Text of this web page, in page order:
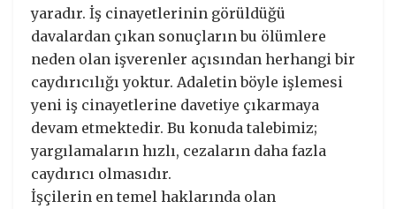
yaradır. İş cinayetlerinin görüldüğü
davalardan çıkan sonuçların bu ölümlere
neden olan işverenler açısından herhangi bir
caydırıcılığı yoktur. Adaletin böyle işlemesi
yeni iş cinayetlerine davetiye çıkarmaya
devam etmektedir. Bu konuda talebimiz;
yargılamaların hızlı, cezaların daha fazla
caydırıcı olmasıdır.
İşçilerin en temel haklarında olan